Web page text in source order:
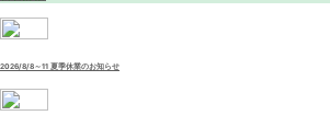
2026/8/8～11 夏季休業のお知らせ